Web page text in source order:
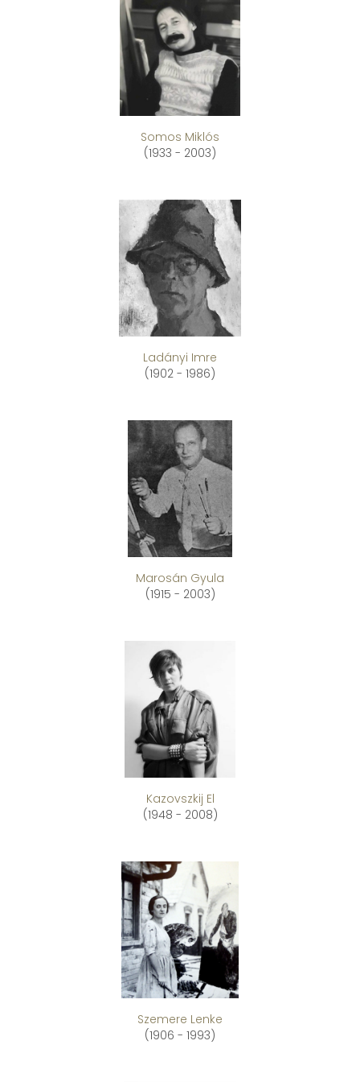
Somos Miklós
(1933 - 2003)
Ladányi Imre
(1902 - 1986)
Marosán Gyula
(1915 - 2003)
Kazovszkij El
(1948 - 2008)
Szemere Lenke
(1906 - 1993)